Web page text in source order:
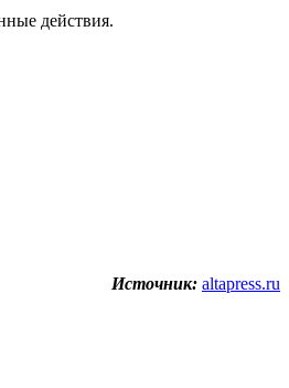
действия.
Источник: altapress.ru